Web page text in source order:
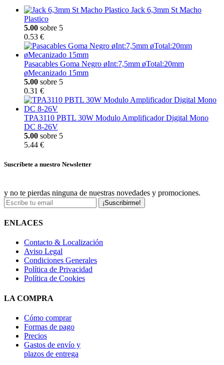
Jack 6,3mm St Macho
Plastico
5.00 sobre 5
0.53 €
Pasacables Goma Negro øInt:7,5mm øTotal:20mm
øMecanizado 15mm
5.00 sobre 5
0.31 €
TPA3110 PBTL 30W Modulo Amplificador Digital Mono
DC 8-26V
5.00 sobre 5
5.44 €
Suscríbete a nuestro Newsletter
y no te pierdas ninguna de nuestras novedades y promociones.
¡Suscribirme!
ENLACES
Contacto & Localización
Aviso Legal
Condiciones Generales
Política de Privacidad
Política de Cookies
LA COMPRA
Cómo comprar
Formas de pago
Precios
Gastos de envío y
plazos de entrega